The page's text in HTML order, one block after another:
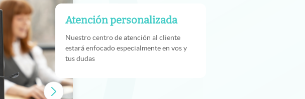
Atención personalizada
Nuestro centro de atención al cliente
estará enfocado especialmente en vos y
tus dudas